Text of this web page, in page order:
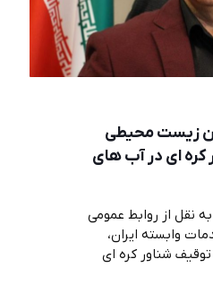
زیست محیطی
ای در آب های
نقل از روابط عمومی
وابسته ایران،
شناور کره ای